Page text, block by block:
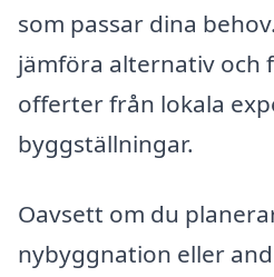
som passar dina
jämföra alternativ och
offerter från lokala
byggställningar.
Oavsett om du
nybyggnation eller